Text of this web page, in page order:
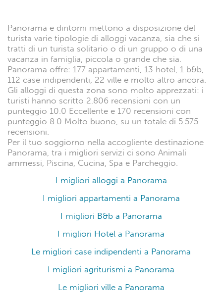
Panorama e dintorni mettono a disposizione del
turista varie tipologie di alloggi vacanza, sia che si
tratti di un turista solitario o di un gruppo o di una
vacanza in famiglia, piccola o grande che sia.
Panorama offre: 177 appartamenti, 13 hotel, 1 b&b,
112 case indipendenti, 22 ville e molto altro ancora.
Gli alloggi di questa zona sono molto apprezzati: i
turisti hanno scritto 2.806 recensioni con un
punteggio 10.0 Eccellente e 170 recensioni con
punteggio 8.0 Molto buono, su un totale di 5.575
recensioni.
Per il tuo soggiorno nella accogliente destinazione
Panorama, tra i migliori servizi ci sono Animali
ammessi, Piscina, Cucina, Spa e Parcheggio.
I migliori alloggi a Panorama
I migliori appartamenti a Panorama
I migliori B&b a Panorama
I migliori Hotel a Panorama
Le migliori case indipendenti a Panorama
I migliori agriturismi a Panorama
Le migliori ville a Panorama